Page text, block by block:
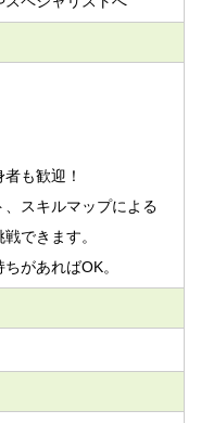
も歓迎！
スキルマップによる
できます。
があればOK。